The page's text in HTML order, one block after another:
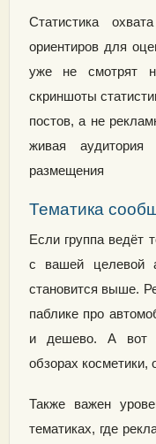
Статистика
ориентиров для
уже не смотрят
скриншоты
постов, а не
живая
размещения
Тематика
Если группа ведёт
с вашей целевой
становится выше.
паблике про
и дешево. А вот
обзорах косметики,
Также важен
тематиках, где